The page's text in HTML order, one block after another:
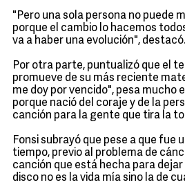
"Pero una sola persona no puede
porque el cambio lo hacemos
va a haber una evolución", destacó.
Por otra parte, puntualizó que el
promueve de su más reciente
me doy por vencido", pesa mucho
porque nació del coraje y de la
canción para la gente que tira la
Fonsi subrayó que pese a que fue
tiempo, previo al problema de
canción que está hecha para
disco no es la vida mía sino la de